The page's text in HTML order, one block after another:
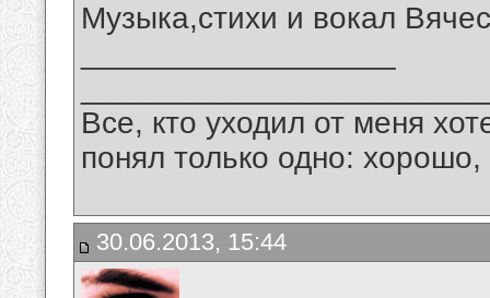
Музыка,стихи и вокал
Все, кто уходил от меня
понял только одно:
30.06.2013, 15:44